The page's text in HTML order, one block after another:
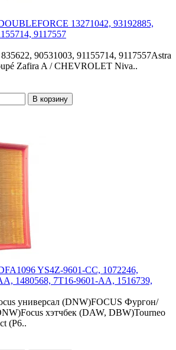
13271042, 93192885,
9117557
90531003, 91155714, 9117557Astra
Zafira A / CHEVROLET Niva..
В корзину
YS4Z-9601-CC, 1072246,
1480568, 7T16-9601-AA, 1516739,
универсал (DNW)FOCUS Фургон/
хэтчбек (DAW, DBW)Tourneo
(P6..